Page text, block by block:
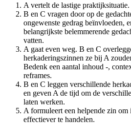
A vertelt de lastige praktijksituatie.
B en C vragen door op de
ongewenste gedrag beïnvloeden,
belangrijkste belemmerende
vatten.
A gaat even weg. B en C
herkaderingszinnen ze bij A
Bedenk een aantal inhoud -,
reframes.
B en C leggen verschillende
en geven A de tijd om de
laten werken.
A formuleert een helpende zin om
effectiever te handelen.